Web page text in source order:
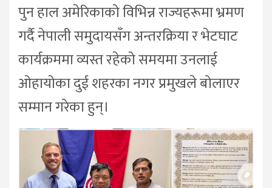
पुन हाल अमेरिकाको विभिन्न राज्यहरूमा भ्रमण
गर्दै नेपाली समुदायसँग अन्तरक्रिया र भेटघाट
कार्यक्रममा व्यस्त रहेको समयमा उनलाई
ओहायोका दुई शहरका नगर प्रमुखले बोलाएर
सम्मान गरेका हुन्।